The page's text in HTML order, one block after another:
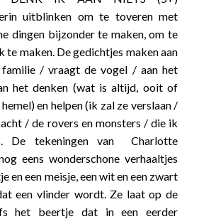
uitblinken om te toveren met
dingen bijzonder te maken, om te
maken. De gedichtjes maken aan
/ vraagt de vogel / aan het
het denken (wat is altijd, ooit of
en helpen (ik zal ze verslaan /
/ de rovers en monsters / die ik
De tekeningen van Charlotte
eens wonderschone verhaaltjes
en een meisje, een wit en een zwart
een vlinder wordt. Ze laat op de
het beertje dat in een eerder